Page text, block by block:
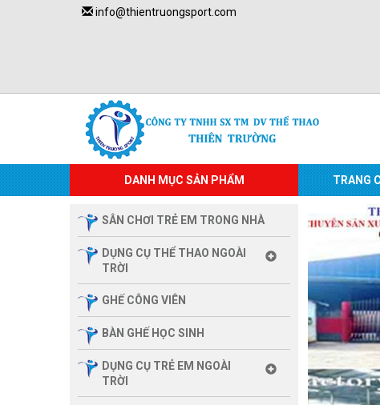
info@thientruongsport.com
DANH MỤC SẢN PHẨM TRANG
SÂN CHƠI TRẺ EM TRONG NHÀ
DỤNG CỤ THỂ THAO NGOÀI
TRỜI
GHẾ CÔNG VIÊN
BÀN GHẾ HỌC SINH
DỤNG CỤ TRẺ EM NGOÀI
TRỜI